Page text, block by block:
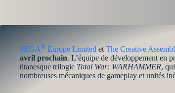
SEGA® Europe Limited et The Creative
avril prochain. L’équipe de développement en
titanesque trilogie Total War: WARHAMMER,
nombreuses mécaniques de gameplay et unités